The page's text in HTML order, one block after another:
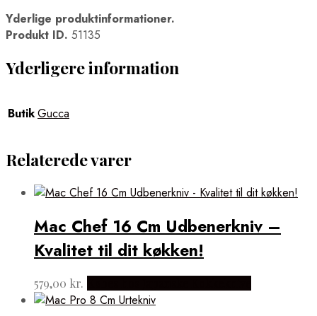
Yderlige produktinformationer.
Produkt ID. 51135
Yderligere information
ButikGucca
Relaterede varer
Mac Chef 16 Cm Udbenerkniv –
Kvalitet til dit køkken!
579,00 kr.